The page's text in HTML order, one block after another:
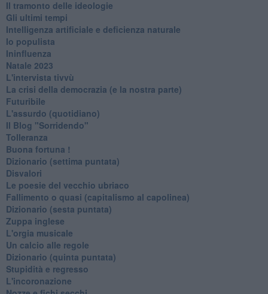
Il tramonto delle ideologie
Gli ultimi tempi
Intelligenza artificiale e deficienza naturale
Io populista
Ininfluenza
Natale 2023
L'intervista tivvù
La crisi della democrazia (e la nostra parte)
Futuribile
L'assurdo (quotidiano)
Il Blog "Sorridendo"
Tolleranza
Buona fortuna !
​Dizionario (settima puntata)
Disvalori
Le poesie del vecchio ubriaco
Fallimento o quasi (capitalismo al capolinea)
Dizionario (sesta puntata)
Zuppa inglese
L'orgia musicale
Un calcio alle regole
Dizionario (quinta puntata)
Stupidità e regresso
L'incoronazione